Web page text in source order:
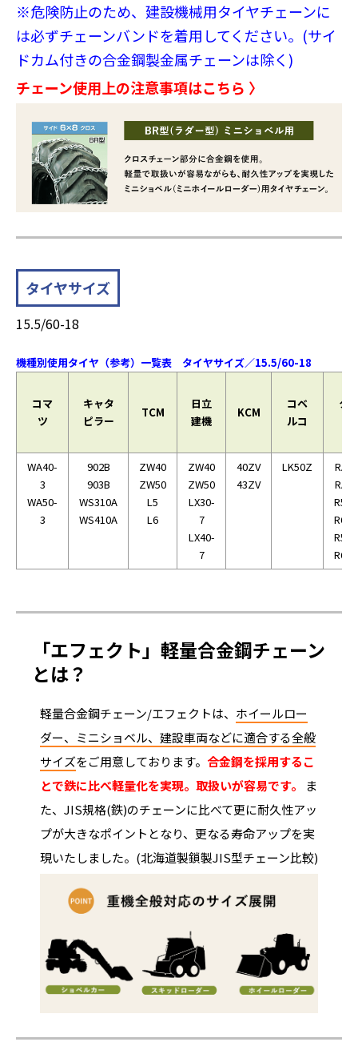
※危険防止のため、建設機械用タイヤチェーンに
は必ずチェーンバンドを着用してください。(サイ
ドカム付きの合金鋼製金属チェーンは除く)
チェーン使用上の注意事項はこちら 〉
タイヤサイズ
15.5/60-18
機種別使用タイヤ（参考）一覧表 タイヤサイズ／15.5/60-18
コマ
ツ
キャタ
ピラー
TCM
日立
建機
KCM
コベ
ルコ
ク
WA40-
3
WA50-
3
902B
903B
WS310A
WS410A
ZW40
ZW50
L5
L6
ZW40
ZW50
LX30-
7
LX40-
7
40ZV
43ZV
LK50Z
「エフェクト」軽量合金鋼チェーン
とは？
軽量合金鋼チェーン/エフェクトは、 ホイールロー
ダー、ミニショベル、建設車両などに適合する全般
サイズをご用意しております。 合金鋼を採用するこ
とで鉄に比べ軽量化を実現。取扱いが容易です。
ま
た、JIS規格(鉄)のチェーンに比べて更に耐久性アッ
プが大きなポイントとなり、更なる寿命アップを実
現いたしました。(北海道製鎖製JIS型チェーン比較)